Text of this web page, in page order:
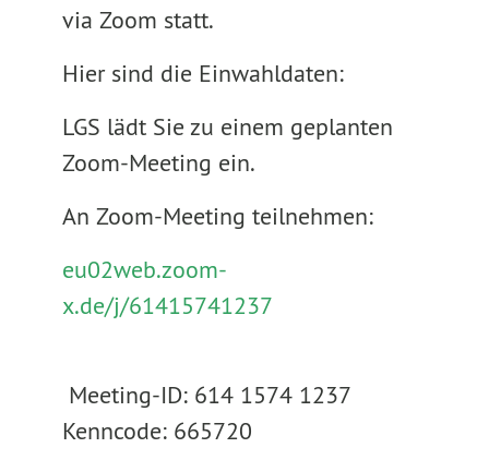
via Zoom statt.
Hier sind die Einwahldaten:
LGS lädt Sie zu einem geplanten
Zoom-Meeting ein.
An Zoom-Meeting teilnehmen:
eu02web.zoom-
x.de/j/61415741237
Meeting-ID: 614 1574 1237
Kenncode: 665720